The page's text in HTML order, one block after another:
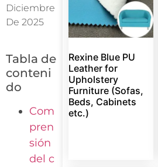
Diciembre
De 2025
Tabla de
conteni
do
Com
pren
sión
del c
Rexine Blue PU
Leather for
Upholstery
Furniture (Sofas,
Beds, Cabinets
etc.)